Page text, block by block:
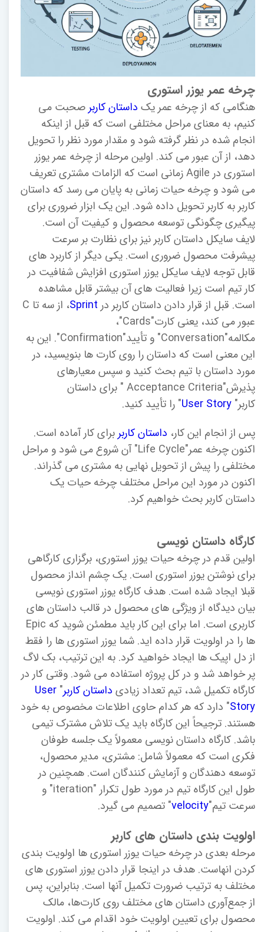
چرخه عمر یوزر استوری
هنگامی که از چرخه عمر یک داستان کاربر صحبت می
کنیم، به معنای مراحل مختلفی است که قبل از اینکه
انجام شده در نظر گرفته شود و مقدار مورد نظر را تحویل
دهد، از آن عبور می کند. اولین مرحله از چرخه عمر یوزر
استوری در Agile زمانی است که الزامات مشتری تعریف
می شود و چرخه حیات زمانی به پایان می رسد که داستان
کاربر به کاربر تحویل داده شود. این یک ابزار ضروری برای
پیگیری چگونگی توسعه محصول و کیفیت آن است.
لایف سایکل داستان کاربر نیز برای نظارت بر سرعت
پیشرفت محصول ضروری است. یکی دیگر از کاربرد های
قابل توجه لایف سایکل یوزر استوری افزایش شفافیت در
کار تیم است زیرا فعالیت های آن بیشتر قابل مشاهده
است. قبل از قرار دادن داستان کاربر در Sprint
، از سه تا C
عبور می کند، یعنی کارت"Cards"،
مکالمه"Conversation" و تأیید"Confirmation". این به
این معنی است که داستان را روی کارت ها بنویسید، در
مورد داستان با تیم بحث کنید و سپس معیارهای
پذیرش"Acceptance Criteria " برای داستان
کاربر" User Story" را تأیید کنید.
پس از انجام این کار، داستان کاربر برای کار آماده است.
اکنون چرخه عمر"Life Cycle" آن شروع می شود و مراحل
مختلفی را پیش از تحویل نهایی به مشتری می گذراند.
اکنون در مورد این مراحل مختلف چرخه حیات یک
داستان کاربر بحث خواهیم کرد.
کارگاه داستان نویسی
اولین قدم در چرخه حیات یوزر استوری، برگزاری کارگاهی
برای نوشتن یوزر استوری است. یک چشم انداز محصول
قبلا ایجاد شده است. هدف کارگاه یوزر استوری نویسی
بیان دیدگاه از ویژگی های محصول در قالب داستان های
کاربری است. اما برای این کار باید مطمئن شوید که Epic
ها را در اولویت قرار داده اید. شما یوزر استوری ها را فقط
از دل اپیک ها ایجاد خواهید کرد. به این ترتیب، بک لاگ
پر خواهد شد و در کل پروژه استفاده می شود. وقتی کار در
کارگاه تکمیل شد، تیم تعداد زیادی داستان کاربر"
User
Story" دارد که هر کدام حاوی اطلاعات مخصوص به خود
هستند. ترجیحاً این کارگاه باید یک تلاش مشترک تیمی
باشد. کارگاه داستان نویسی معمولاً یک جلسه طوفان
فکری است که معمولاً شامل: مشتری، مدیر محصول،
توسعه دهندگان و آزمایش کنندگان است. همچنین در
طول این کارگاه تیم در مورد طول تکرار "iteration" و
سرعت تیم"velocity" تصمیم می گیرد.
اولویت بندی داستان های کاربر
مرحله بعدی در چرخه حیات یوزر استوری ها اولویت بندی
کردن انهاست. هدف در اینجا قرار دادن یوزر استوری های
مختلف به ترتیب ضرورت تکمیل آنها است. بنابراین، پس
از جمع‌آوری داستان های مختلف روی کارت‌ها، مالک
محصول برای تعیین اولویت خود اقدام می کند. اولویت